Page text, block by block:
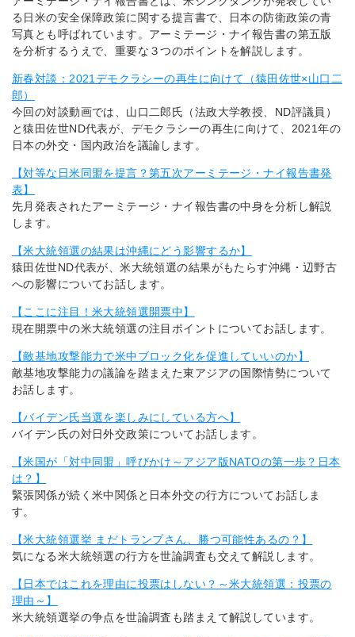
る日米の安全保障政策に関する提言書で、日本の防衛政策の青
写真とも呼ばれています。アーミテージ・ナイ報告書の第五版
を分析するうえで、重要な３つのポイントを解説します。
新春対談：2021デモクラシーの再生に向けて（猿田佐世×山口二
郎）
今回の対談動画では、山口二郎氏（法政大学教授、ND評議員）
と猿田佐世ND代表が、デモクラシーの再生に向けて、2021年の
日本の外交・国内政治を議論します。
【対等な日米同盟を提言？第五次アーミテージ・ナイ報告書発
表】
先月発表されたアーミテージ・ナイ報告書の中身を分析し解説
します。
【米大統領選の結果は沖縄にどう影響するか】
猿田佐世ND代表が、米大統領選の結果がもたらす沖縄・辺野古
への影響についてお話します。
【ここに注目！米大統領選開票中】
現在開票中の米大統領選の注目ポイントについてお話します。
【敵基地攻撃能力で米中ブロック化を促進していいのか】
敵基地攻撃能力の議論を踏まえた東アジアの国際情勢について
お話します。
【バイデン氏当選を楽しみにしている方へ】
バイデン氏の対日外交政策についてお話します。
【米国が「対中同盟」呼びかけ～アジア版NATOの第一歩？日本
は？】
緊張関係が続く米中関係と日本外交の行方についてお話しま
す。
【米大統領選挙 まだトランプさん、勝つ可能性あるの？】
気になる米大統領選の行方を世論調査も交えて解説します。
【日本ではこれを理由に投票はしない？～米大統領選：投票の
理由～】
米大統領選挙の争点を世論調査も踏まえて解説しています。